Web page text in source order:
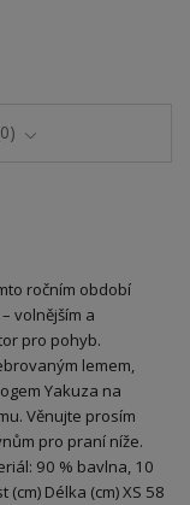
0
ročním období
volnějším a
pro pohyb.
lemem,
Yakuza na
Věnujte prosím
pro praní níže.
90 % bavlna, 10
Délka (cm) XS 58